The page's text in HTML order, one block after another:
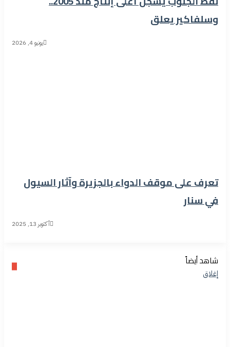
وسلفاكير يعلق
يونيو 4, 2026
تعرف على موقف الدواء بالجزيرة وآثار السيول
في سنار
أكتوبر 13, 2025
شاهد أيضاً
إغلاق